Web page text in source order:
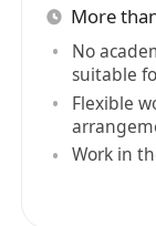
產假
恩恤假
有意者請按申
要求待遇，合
*本公司所收
No
suitable
Flexible
Work in